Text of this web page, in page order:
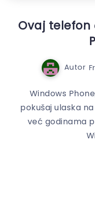
Ovaj telefon
Autor
Windows
pokušaj ulaska
već godinama